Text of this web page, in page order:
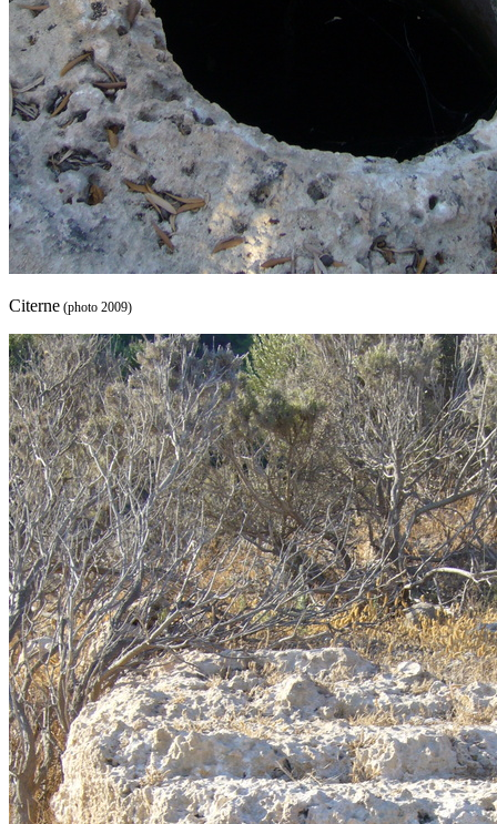
Citerne (photo 2009)